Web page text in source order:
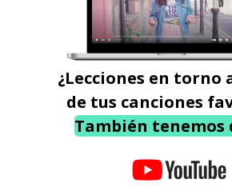
¿Lecciones en torno
de tus canciones
También tenemos